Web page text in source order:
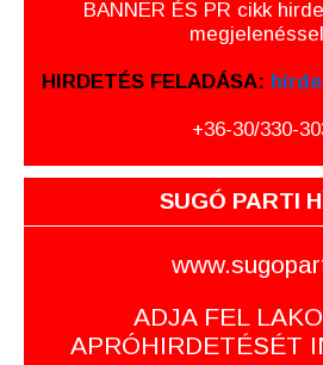
BANNER ÉS PR cikk
HIRDETÉS FELADÁSA:
+36-30/330-
SUGÓ PARTI
ADJA FEL
APRÓHIRDETÉSÉT